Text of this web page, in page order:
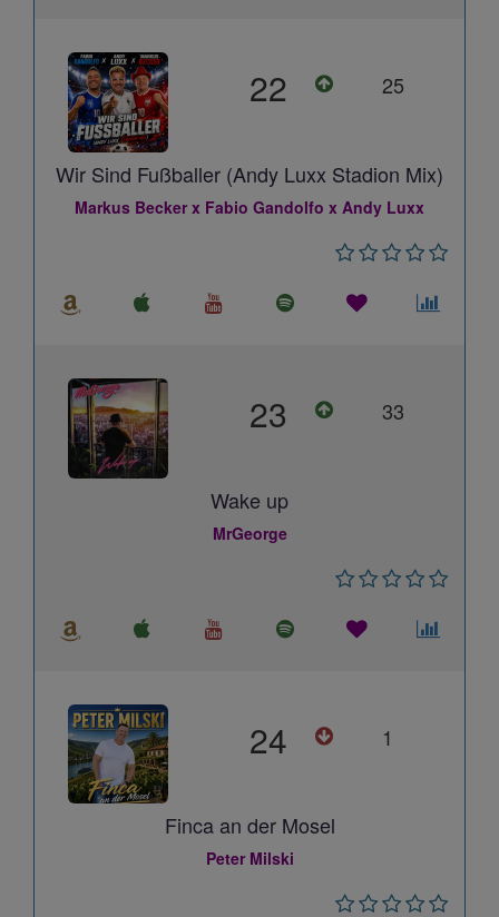
22 25
Wir Sind Fußballer (Andy Luxx Stadion Mix)
Markus Becker x Fabio Gandolfo x Andy Luxx
23 33
Wake up
MrGeorge
24 1
Finca an der Mosel
Peter Milski